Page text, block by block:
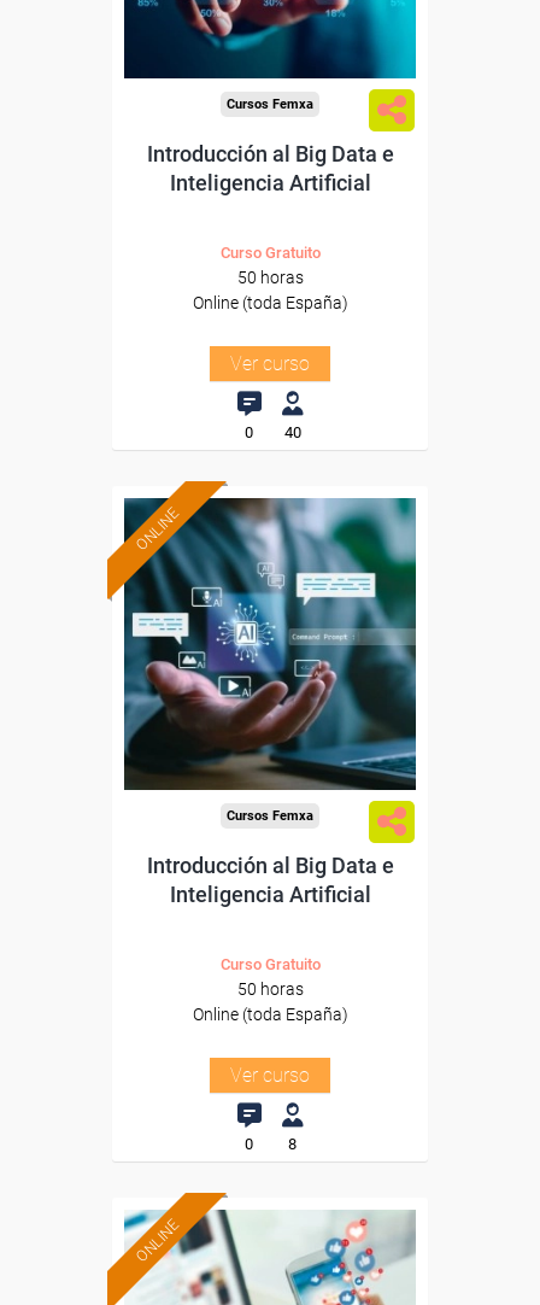
-Transporte y Logística.
Cursos Femxa
Introducción al Big Data e
Inteligencia Artificial
Curso Gratuito
50 horas
Online (toda España)
Ver curso
0 40
ONLINE
Formación 100%
subvencionada.
Para desempleados,
trabajadores y autónomos.
Sector
-Servicios a las Empresas.
Cursos Femxa
Introducción al Big Data e
Inteligencia Artificial
Curso Gratuito
50 horas
Online (toda España)
Ver curso
0 8
ONLINE
Formación 100%
subvencionada.